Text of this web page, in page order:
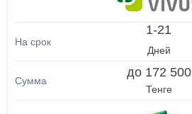
1-21
Дней
до 172 500
Тенге